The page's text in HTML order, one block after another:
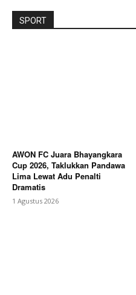
SPORT
AWON FC Juara Bhayangkara
Cup 2026, Taklukkan Pandawa
Lima Lewat Adu Penalti
Dramatis
1 Agustus 2026